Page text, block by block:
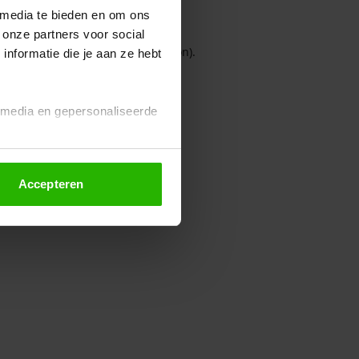
te bieden en om ons
partners voor social
die je aan ze hebt
en gepersonaliseerde
altijd wijzigen of
Accepteren
console for more information).